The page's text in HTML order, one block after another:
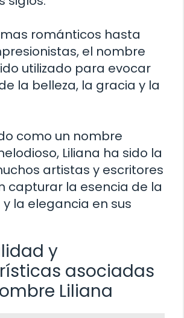
románticos hasta
el nombre
utilizado para evocar
la belleza, la gracia y la
como un nombre
Liliana ha sido la
artistas y escritores
capturar la esencia de la
la elegancia en sus
y
asociadas
Liliana